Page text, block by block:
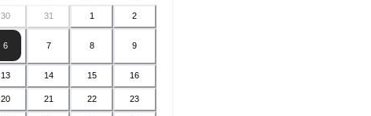
30 31 1 2
6 7 8 9
13 14 15 16
20 21 22 23